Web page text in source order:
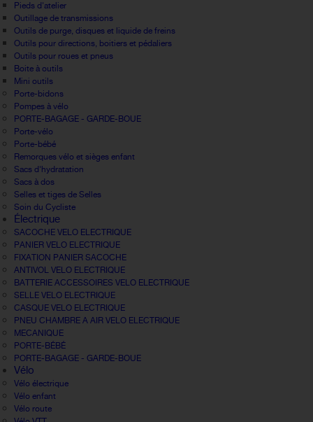
Pieds d'atelier
Outillage de transmissions
Outils de purge, disques et liquide de freins
Outils pour directions, boitiers et pédaliers
Outils pour roues et pneus
Boite à outils
Mini outils
Porte-bidons
Pompes à vélo
PORTE-BAGAGE - GARDE-BOUE
Porte-vélo
Porte-bébé
Remorques vélo et sièges enfant
Sacs d'hydratation
Sacs à dos
Selles et tiges de Selles
Soin du Cycliste
Électrique
SACOCHE VELO ELECTRIQUE
PANIER VELO ELECTRIQUE
FIXATION PANIER SACOCHE
ANTIVOL VELO ELECTRIQUE
BATTERIE ACCESSOIRES VELO ELECTRIQUE
SELLE VELO ELECTRIQUE
CASQUE VELO ELECTRIQUE
PNEU CHAMBRE A AIR VELO ELECTRIQUE
MECANIQUE
PORTE-BÉBÉ
PORTE-BAGAGE - GARDE-BOUE
Vélo
Vélo électrique
Vélo enfant
Vélo route